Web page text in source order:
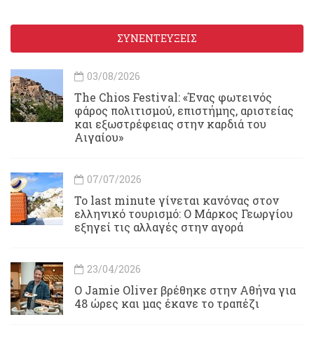
ΣΥΝΕΝΤΕΥΞΕΙΣ
03/08/2026
Τhe Chios Festival: «Ένας φωτεινός
φάρος πολιτισμού, επιστήμης, αριστείας
και εξωστρέφειας στην καρδιά του
Αιγαίου»
07/07/2026
Το last minute γίνεται κανόνας στον
ελληνικό τουρισμό: Ο Μάρκος Γεωργίου
εξηγεί τις αλλαγές στην αγορά
23/04/2026
Ο Jamie Oliver βρέθηκε στην Αθήνα για
48 ώρες και μας έκανε το τραπέζι